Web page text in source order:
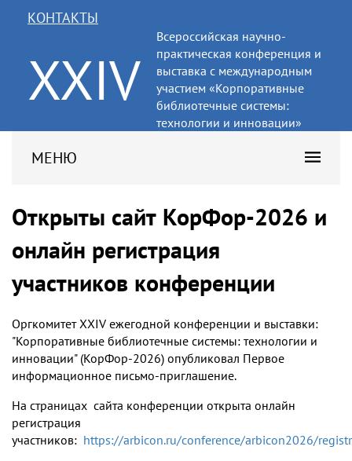
КОНТАКТЫ
XXIV
Всероссийская научно-
практическая конференция и
выставка с международным
участием «Корпоративные
библиотечные системы:
технологии и инновации»
МЕНЮ
Открыты сайт КорФор-2026 и
онлайн регистрация
участников конференции
Оргкомитет XXIV ежегодной конференции и выставки:
"Корпоративные библиотечные системы: технологии и
инновации" (КорФор-2026) опубликовал Первое
информационное письмо-приглашение.
На страницах сайта конференции открыта онлайн
регистрация
участников: https://arbicon.ru/conference/arbicon2026/